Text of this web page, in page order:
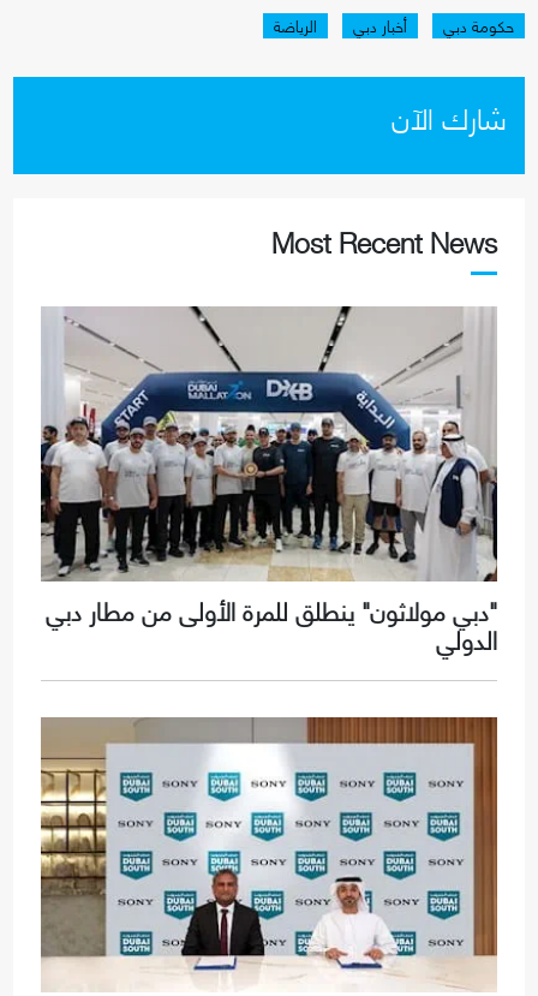
حكومة دبي أخبار دبي الرياضة
شارك الآن
Most Recent News
"دبي مولاثون" ينطلق للمرة الأولى من مطار دبي
الدولي